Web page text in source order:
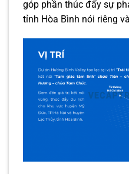
góp phần thúc đẩy sự
tỉnh Hòa Bình nói riêng